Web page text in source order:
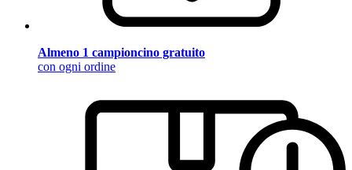
Almeno 1 campioncino gratuito
con ogni ordine